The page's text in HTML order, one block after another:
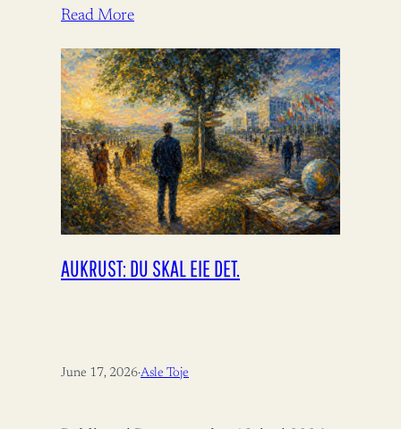
Read More
AUKRUST: DU SKAL EIE DET.
June 17, 2026·Asle Toje